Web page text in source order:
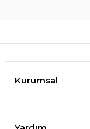
Kurumsal